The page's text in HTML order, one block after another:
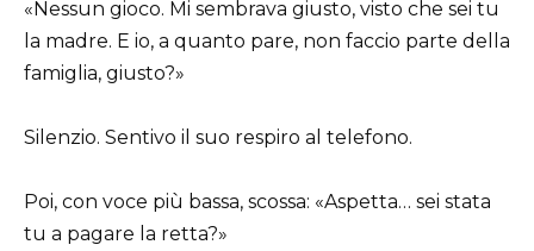
«Nessun gioco. Mi sembrava giusto, visto che sei tu
la madre. E io, a quanto pare, non faccio parte della
famiglia, giusto?»
Silenzio. Sentivo il suo respiro al telefono.
Poi, con voce più bassa, scossa: «Aspetta… sei stata
tu a pagare la retta?»